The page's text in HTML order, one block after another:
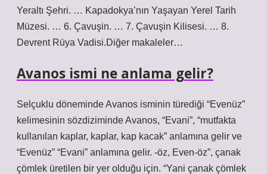
Yeraltı Şehri. … Kapadokya’nın Yaşayan Yerel Tarih
Müzesi. … 6. Çavuşin. … 7. Çavuşin Kilisesi. … 8.
Devrent Rüya Vadisi.Diğer makaleler…
Avanos ismi ne anlama gelir?
Selçuklu döneminde Avanos isminin türediği “Evenüz”
kelimesinin sözdiziminde Avanos, “Evani”, “mutfakta
kullanılan kaplar, kaplar, kap kacak” anlamına gelir ve
“Evenüz” “Evani” anlamına gelir. -öz, Even-öz”, çanak
çömlek üretilen bir yer olduğu için. “Yani çanak çömlek